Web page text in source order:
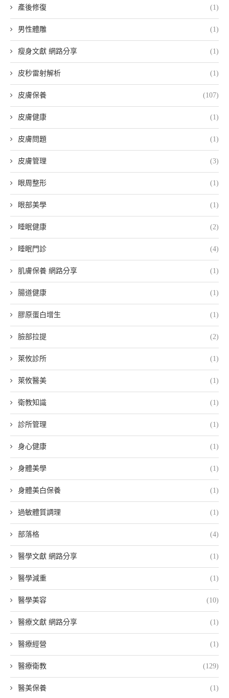
產後修復 (1)
男性體雕 (1)
瘦身文獻 網路分享 (1)
皮秒雷射解析 (1)
皮膚保養 (107)
皮膚健康 (1)
皮膚問題 (1)
皮膚管理 (3)
眼周整形 (1)
眼部美學 (1)
睡眠健康 (2)
睡眠門診 (4)
肌膚保養 網路分享 (1)
腸道健康 (1)
膠原蛋白增生 (1)
臉部拉提 (2)
萊攸診所 (1)
萊攸醫美 (1)
衛教知識 (1)
診所管理 (1)
身心健康 (1)
身體美學 (1)
身體美白保養 (1)
過敏體質調理 (1)
部落格 (4)
醫學文獻 網路分享 (1)
醫學減重 (1)
醫學美容 (10)
醫療文獻 網路分享 (1)
醫療經營 (1)
醫療衛教 (129)
醫美保養 (1)